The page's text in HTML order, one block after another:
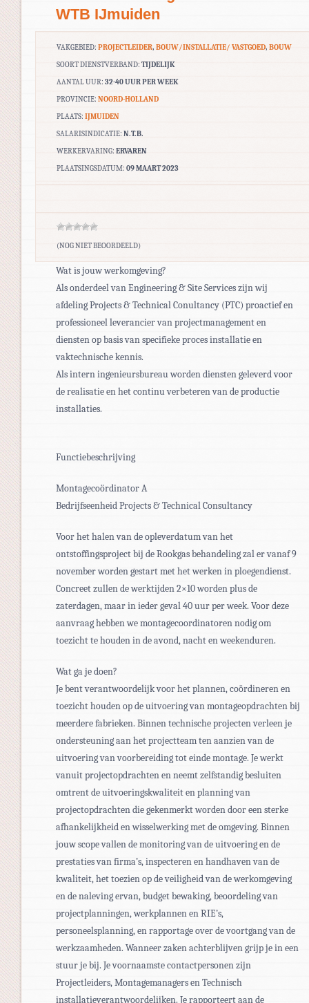
WTB IJmuiden
VAKGEBIED: PROJECTLEIDER, BOUW/INSTALLATIE/ VASTGOED, BOUW
SOORT DIENSTVERBAND: TIJDELIJK
AANTAL UUR: 32-40 UUR PER WEEK
PROVINCIE: NOORD-HOLLAND
PLAATS: IJMUIDEN
SALARISINDICATIE: N.T.B.
WERKERVARING: ERVAREN
PLAATSINGSDATUM: 09 MAART 2023
(NOG NIET BEOORDEELD)
Wat is jouw werkomgeving?
Als onderdeel van Engineering & Site Services zijn wij
afdeling Projects & Technical Conultancy (PTC) proactief en
professioneel leverancier van projectmanagement en
diensten op basis van specifieke proces installatie en
vaktechnische kennis.
Als intern ingenieursbureau worden diensten geleverd voor
de realisatie en het continu verbeteren van de productie
installaties.
Functiebeschrijving
Montagecoördinator A
Bedrijfseenheid Projects & Technical Consultancy
Voor het halen van de opleverdatum van het
ontstoffingsproject bij de Rookgas behandeling zal er vanaf 9
november worden gestart met het werken in ploegendienst.
Concreet zullen de werktijden 2×10 worden plus de
zaterdagen, maar in ieder geval 40 uur per week. Voor deze
aanvraag hebben we montagecoordinatoren nodig om
toezicht te houden in de avond, nacht en weekenduren.
Wat ga je doen?
Je bent verantwoordelijk voor het plannen, coördineren en
toezicht houden op de uitvoering van montageopdrachten bij
meerdere fabrieken. Binnen technische projecten verleen je
ondersteuning aan het projectteam ten aanzien van de
uitvoering van voorbereiding tot einde montage. Je werkt
vanuit projectopdrachten en neemt zelfstandig besluiten
omtrent de uitvoeringskwaliteit en planning van
projectopdrachten die gekenmerkt worden door een sterke
afhankelijkheid en wisselwerking met de omgeving. Binnen
jouw scope vallen de monitoring van de uitvoering en de
prestaties van firma’s, inspecteren en handhaven van de
kwaliteit, het toezien op de veiligheid van de werkomgeving
en de naleving ervan, budget bewaking, beoordeling van
projectplanningen, werkplannen en RIE’s,
personeelsplanning, en rapportage over de voortgang van de
werkzaamheden. Wanneer zaken achterblijven grijp je in een
stuur je bij. Je voornaamste contactpersonen zijn
Projectleiders, Montagemanagers en Technisch
installatieverantwoordelijken. Je rapporteert aan de